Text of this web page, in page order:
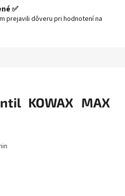
✅
prejavili dôveru pri hodnotení na
KOWAX MAX